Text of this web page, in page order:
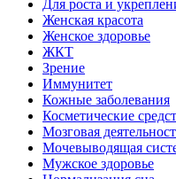
Для роста и
Женская красота
Женское здоровье
ЖКТ
Зрение
Иммунитет
Кожные заболевания
Косметические
Мозговая
Мочевыводящая
Мужское здоровье